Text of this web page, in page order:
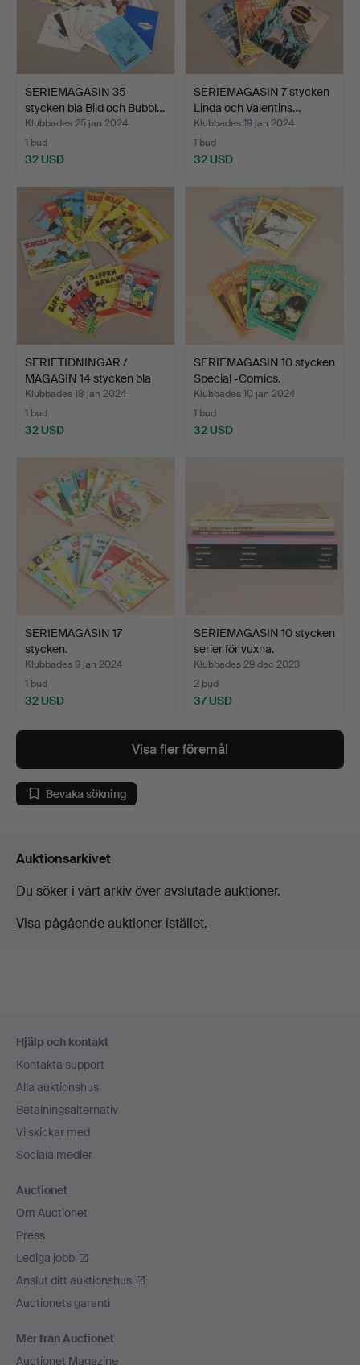
SERIEMAGASIN 35
stycken bla Bild och Bubbl…
Klubbades 25 jan 2024
1 bud
32 USD
SERIEMAGASIN 7 stycken
Linda och Valentins…
Klubbades 19 jan 2024
1 bud
32 USD
SERIETIDNINGAR /
MAGASIN 14 stycken bla
Bi…
Klubbades 18 jan 2024
1 bud
32 USD
SERIEMAGASIN 10 stycken
Special -Comics.
Klubbades 10 jan 2024
1 bud
32 USD
SERIEMAGASIN 17
stycken.
Klubbades 9 jan 2024
1 bud
32 USD
SERIEMAGASIN 10 stycken
serier för vuxna.
Klubbades 29 dec 2023
2 bud
37 USD
Visa fler föremål
Bevaka sökning
Auktionsarkivet
Du söker i vårt arkiv över avslutade auktioner.
Visa pågående auktioner istället.
Hjälp och kontakt
Kontakta support
Alla auktionshus
Betalningsalternativ
Vi skickar med
Sociala medier
Auctionet
Om Auctionet
Press
Lediga jobb
Anslut ditt auktionshus
Auctionets garanti
Mer från Auctionet
Auctionet Magazine